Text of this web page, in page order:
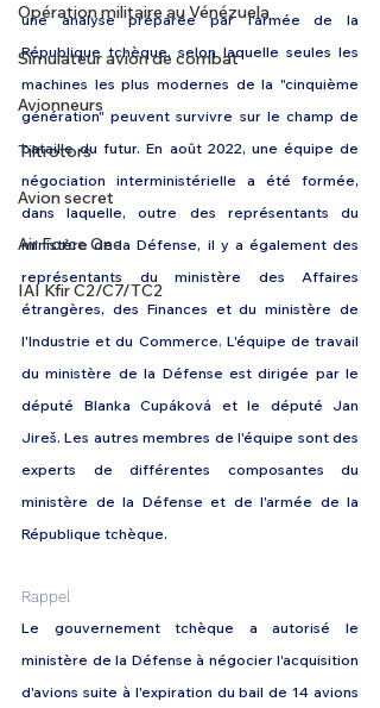
Opération militaire au Vénézuela
Simulateur avion de combat
Avionneurs
Tiltrotors
Avion secret
Air Force One
IAI Kfir C2/C7/TC2
une analyse préparée par l'armée de la
République tchèque, selon laquelle seules les
machines les plus modernes de la "cinquième
génération" peuvent survivre sur le champ de
bataille du futur. En août 2022, une équipe de
négociation interministérielle a été formée,
dans laquelle, outre des représentants du
ministère de la Défense, il y a également des
représentants du ministère des Affaires
étrangères, des Finances et du ministère de
l'Industrie et du Commerce. L'équipe de travail
du ministère de la Défense est dirigée par le
député Blanka Cupáková et le député Jan
Jireš. Les autres membres de l'équipe sont des
experts de différentes composantes du
ministère de la Défense et de l'armée de la
République tchèque.
Rappel
Le gouvernement tchèque a autorisé le
ministère de la Défense à négocier l'acquisition
d'avions suite à l'expiration du bail de 14 avions